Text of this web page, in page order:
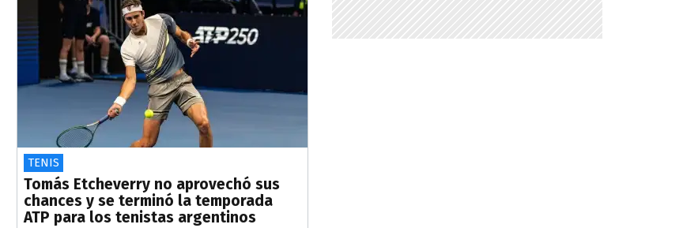
TENIS
Tomás Etcheverry no aprovechó sus
chances y se terminó la temporada
ATP para los tenistas argentinos